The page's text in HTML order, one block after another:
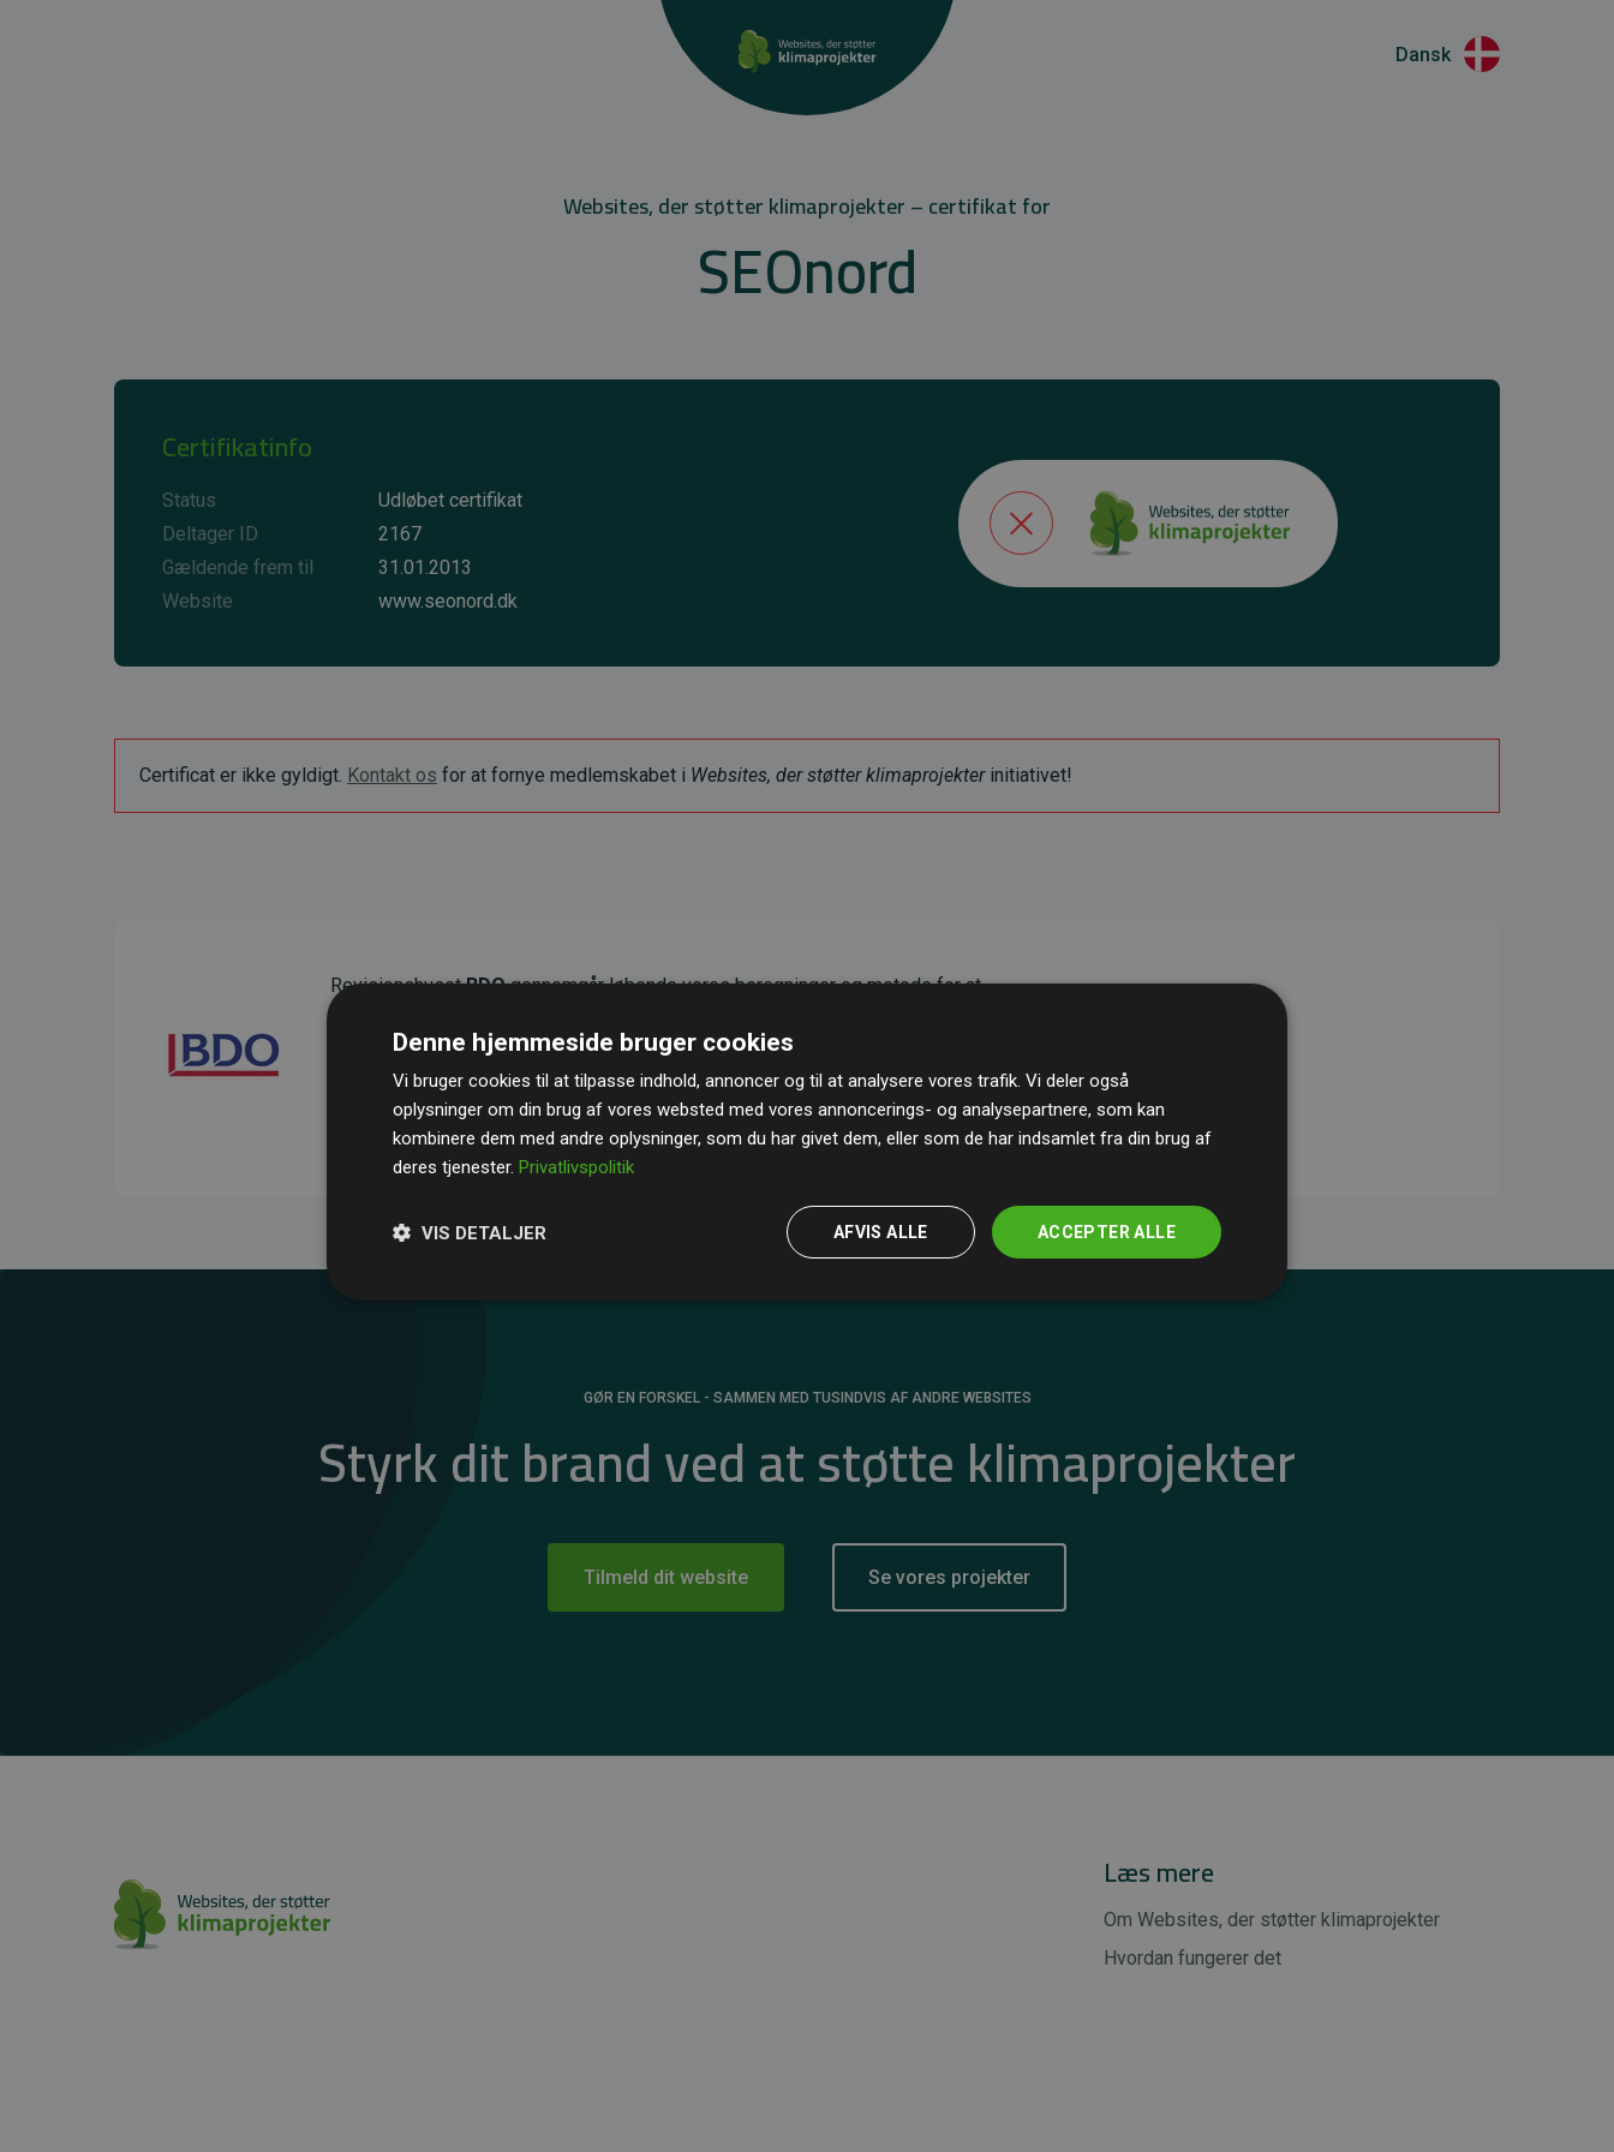
Dansk
Websites, der støtter klimaprojekter – certifikat for
SEOnord
Certifikatinfo
Status
Udløbet certifikat
Deltager ID
2167
Gældende frem til
31.01.2013
Website
www.seonord.dk
Certificat er ikke gyldigt. Kontakt os for at fornye medlemskabet i Websites, der støtter klimaprojekterinitiativet!
RevisionshusetBDOgennemgår løbende vores beregninger og metode for at
gennemsnit kompenserer for
200% af medlemmernes websites estimerede
CO₂-udledninger .
GØR EN FORSKEL - SAMMEN MED TUSINDVIS AF ANDRE WEBSITES
Styrk dit brand ved at støtte klimaprojekter
Tilmeld dit website Se vores projekter
Læs mere
Om Websites, der støtter klimaprojekter
Hvordan fungerer det
Denne hjemmeside bruger cookies
Vi bruger cookies til at tilpasse indhold, annoncer og til at analysere vores trafik. Vi deler også
oplysninger om din brug af vores websted med vores annoncerings- og analysepartnere, som kan
kombinere dem med andre oplysninger, som du har givet dem, eller som de har indsamlet fra din brug af
deres tjenester. Privatlivspolitik
ACCEPTER ALLE
AFVIS ALLE
VIS DETALJER